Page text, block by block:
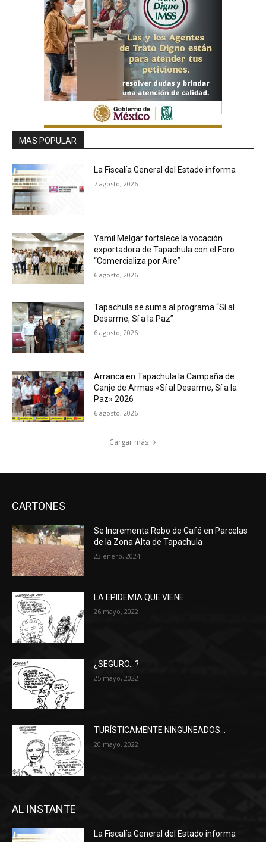
MAS POPULAR
La Fiscalía General del Estado informa
7 agosto, 2026
Yamil Melgar fortalece la vocación
exportadora de Tapachula con el Foro
“Comercializa por Aire”
6 agosto, 2026
Tapachula se suma al programa “Sí al
Desarme, Sí a la Paz”
6 agosto, 2026
Arranca en Tapachula la Campaña de
Canje de Armas «Sí al Desarme, Sí a la
Paz» 2026
6 agosto, 2026
Cargar más
CARTONES
Se Incrementa Robo de Café en Parcelas
de la Zona Alta de Tapachula
23 enero, 2024
LA EPIDEMIA QUE VIENE
26 mayo, 2022
¿SEGURO…?
25 mayo, 2022
TURÍSTICAMENTE NINGUNEADOS…
20 mayo, 2022
AL INSTANTE
La Fiscalía General del Estado informa